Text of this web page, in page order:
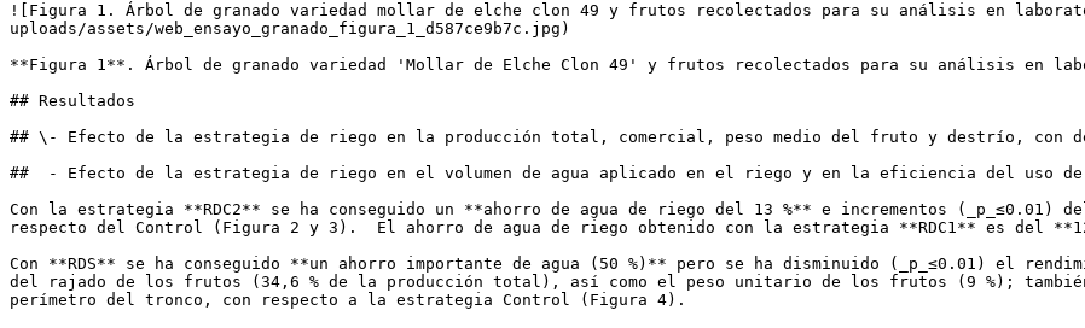
![Figura 1. Árbol de granado variedad mollar de elche clon 49 y frutos recolectados para su análisis en
uploads/assets/web_ensayo_granado_figura_1_d587ce9b7c.jpg)
**Figura 1**. Árbol de granado variedad 'Mollar de Elche Clon 49' y frutos recolectados para su análisis en
## Resultados
## \- Efecto de la estrategia de riego en la producción total, comercial, peso medio del fruto y destrío, con
##  - Efecto de la estrategia de riego en el volumen de agua aplicado en el riego y en la eficiencia del uso de
Con la estrategia **RDC2** se ha conseguido un **ahorro de agua de riego del 13 %** e incrementos (_p_≤0.01)
respecto del Control (Figura 2 y 3).  El ahorro de agua de riego obtenido con la estrategia **RDC1** es del
Con **RDS** se ha conseguido **un ahorro importante de agua (50 %)** pero se ha disminuido (_p_≤0.01) el
del rajado de los frutos (34,6 % de la producción total), así como el peso unitario de los frutos (9 %);
perímetro del tronco, con respecto a la estrategia Control (Figura 4).